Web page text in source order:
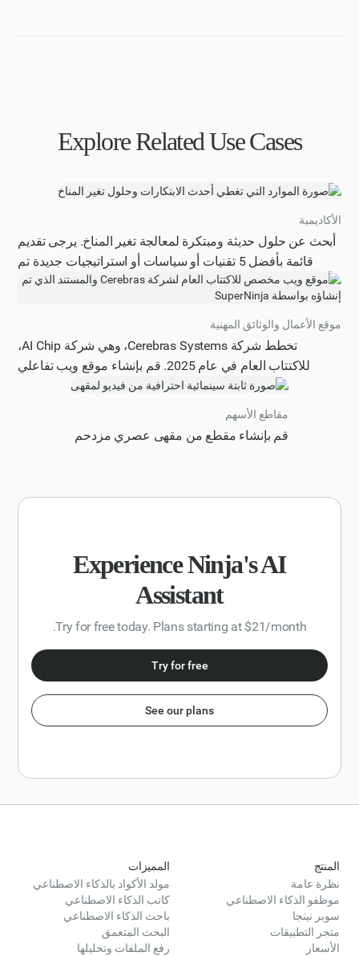
Explore Related Use Cases
الأكاديمية
أبحث عن حلول حديثة ومبتكرة لمعالجة تغير المناخ. يرجى تقديم
قائمة بأفضل 5 تقنيات أو سياسات أو استراتيجيات جديدة تم
تطويرها في العامين الماضيين للتخفيف من تغير المناخ أو التكيف
معه، إلى جانب وصف موجز لكل منها وتأثيرها المحتمل. يجب أن
تكون الحلول قابلة للتطبيق على مختلف القطاعات، بما في ذلك
الطاقة والنقل والزراعة. اعرض المعلومات بصيغة موجزة وسهلة
القراءة، مع ترقيم كل حل وتضمينه التفاصيل التالية: اسم الحل
والوصف والقطاع والتأثير المحتمل.
موقع الأعمال والوثائق المهنية
تخطط شركة Cerebras Systems، وهي شركة AI Chip،
للاكتتاب العام في عام 2025. قم بإنشاء موقع ويب تفاعلي
المطلوبة. اجعل موقع الويب ملهمًا لمستثمري وول ستريت،
وتفاعليًا بالكامل وحديثًا واحترافيًا حتى يمكن توزيعه. تحقق جيدًا
من إجاباتك وأيضًا استنادًا إلى المعلومات التي تم جمعها، قم
مقاطع الأسهم
قم بإنشاء مقطع من مقهى عصري مزدحم
Experience Ninja's AI
Assistant
Try for free today. Plans starting at $21/month.
Try for free
See our plans
المنتج
نظرة عامة
موظفو الذكاء الاصطناعي
سوبر نينجا
متجر التطبيقات
الأسعار
المميزات
مولد الأكواد بالذكاء الاصطناعي
كاتب الذكاء الاصطناعي
باحث الذكاء الاصطناعي
البحث المتعمق
رفع الملفات وتحليلها